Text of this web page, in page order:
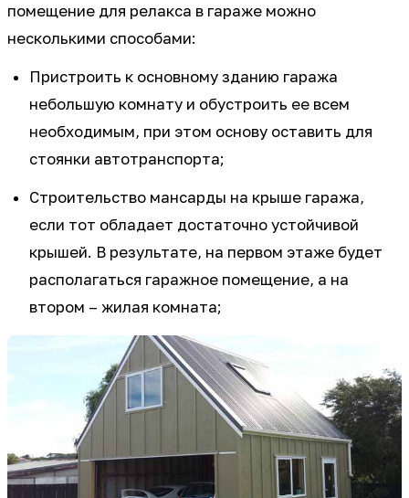
помещение для релакса в гараже можно
несколькими способами:
Пристроить к основному зданию гаража
небольшую комнату и обустроить ее всем
необходимым, при этом основу оставить для
стоянки автотранспорта;
Строительство мансарды на крыше гаража,
если тот обладает достаточно устойчивой
крышей. В результате, на первом этаже будет
располагаться гаражное помещение, а на
втором – жилая комната;